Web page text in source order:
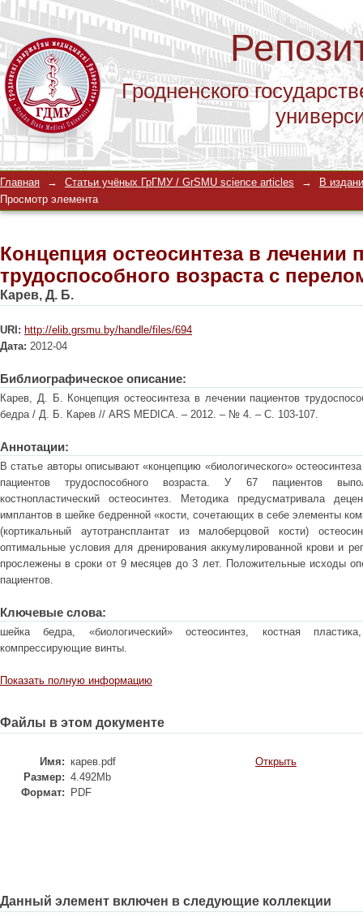
Гродненского
Концепция остеосинтеза в лечении
переломами шейки бедра
Главная → Статьи учёных ГрГМУ / GrSMU science articles →
В
Просмотр элемента
Концепция остеосинтеза в лечении
трудоспособного возраста с
Карев, Д. Б.
URI: http://elib.grsmu.by/handle/files/694
Дата: 2012-04
Библиографическое описание:
Карев, Д. Б. Концепция остеосинтеза в лечении пациентов
бедра / Д. Б. Карев // ARS MEDICA. – 2012. – № 4. – С. 103-107.
Аннотации:
В статье авторы описывают «концепцию «биологического»
пациентов трудоспособного возраста. У 67 пациентов
костнопластический остеосинтез. Методика предусматривала
имплантов в шейке бедренной «кости, сочетающих в себе элементы
(кортикальный аутотрансплантат из малоберцовой кости)
оптимальные условия для дренирования аккумулированной крови и
прослежены в сроки от 9 месяцев до 3 лет. Положительные исходы
пациентов.
Ключевые слова:
шейка бедра, «биологический» остеосинтез, костная пластика,
компрессирующие винты.
Показать полную информацию
Файлы в этом документе
Имя: карев.pdf
Размер: 4.492Mb
Формат:
PDF
Открыть
Данный элемент включен в следующие коллекции